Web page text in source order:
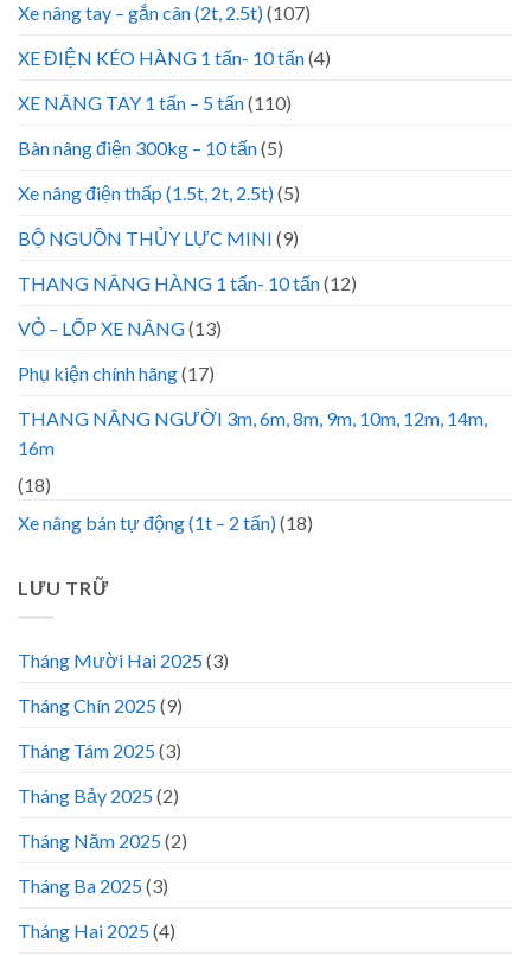
Xe nâng tay – gắn cân (2t, 2.5t)(107)
XE ĐIỆN KÉO HÀNG 1 tấn- 10 tấn(4)
XE NÂNG TAY 1 tấn – 5 tấn(110)
Bàn nâng điện 300kg – 10 tấn(5)
Xe nâng điện thấp (1.5t, 2t, 2.5t)(5)
BỘ NGUỒN THỦY LỰC MINI (9)
THANG NÂNG HÀNG 1 tấn- 10 tấn(12)
VỎ – LỐP XE NÂNG(13)
Phụ kiện chính hãng(17)
THANG NÂNG NGƯỜI 3m, 6m, 8m, 9m, 10m, 12m, 14m,
16m
(18)
Xe nâng bán tự động (1t – 2 tấn)(18)
LƯU TRỮ
Tháng Mười Hai 2025(3)
Tháng Chín 2025(9)
Tháng Tám 2025(3)
Tháng Bảy 2025(2)
Tháng Năm 2025(2)
Tháng Ba 2025(3)
Tháng Hai 2025(4)